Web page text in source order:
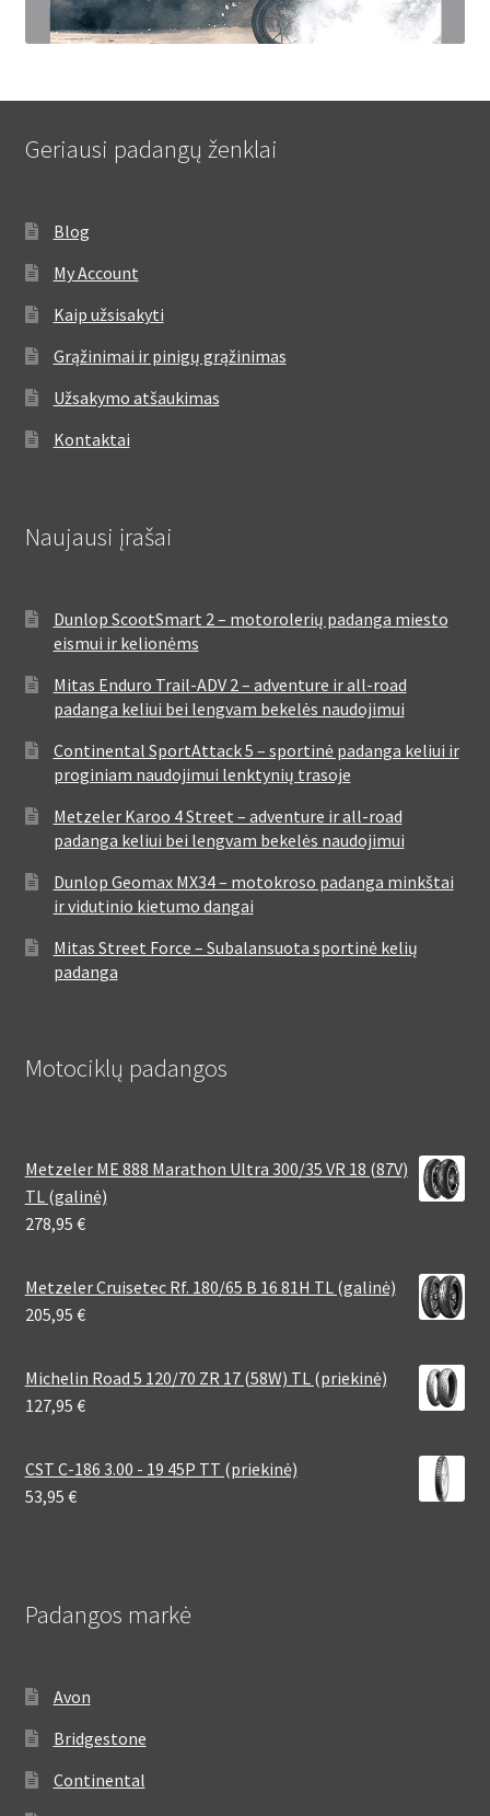
Geriausi padangų ženklai
Blog
My Account
Kaip užsisakyti
Grąžinimai ir pinigų grąžinimas
Užsakymo atšaukimas
Kontaktai
Naujausi įrašai
Dunlop ScootSmart 2 – motorolerių padanga miesto
eismui ir kelionėms
Mitas Enduro Trail-ADV 2 – adventure ir all-road
padanga keliui bei lengvam bekelės naudojimui
Continental SportAttack 5 – sportinė padanga keliui ir
proginiam naudojimui lenktynių trasoje
Metzeler Karoo 4 Street – adventure ir all-road
padanga keliui bei lengvam bekelės naudojimui
Dunlop Geomax MX34 – motokroso padanga minkštai
ir vidutinio kietumo dangai
Mitas Street Force – Subalansuota sportinė kelių
padanga
Motociklų padangos
Metzeler ME 888 Marathon Ultra 300/35 VR 18 (87V)
TL (galinė)
278,95 €
Metzeler Cruisetec Rf. 180/65 B 16 81H TL (galinė)
205,95 €
Michelin Road 5 120/70 ZR 17 (58W) TL (priekinė)
127,95 €
CST C-186 3.00 - 19 45P TT (priekinė)
53,95 €
Padangos markė
Avon
Bridgestone
Continental